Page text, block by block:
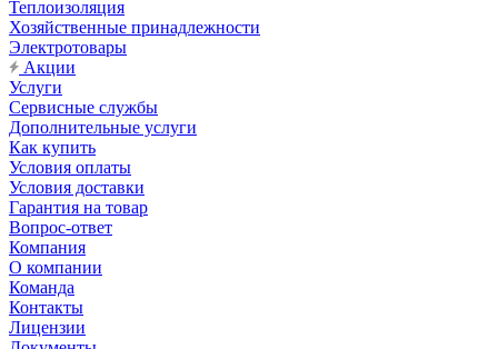
Теплоизоляция
Хозяйственные принадлежности
Электротовары
Акции
Услуги
Сервисные службы
Дополнительные услуги
Как купить
Условия оплаты
Условия доставки
Гарантия на товар
Вопрос-ответ
Компания
О компании
Команда
Контакты
Лицензии